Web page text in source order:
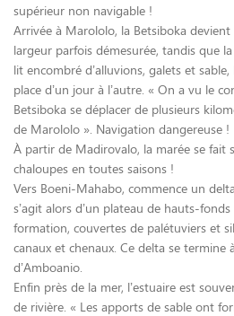
supérieur non navigable !
Arrivée à Marololo, la Betsiboka
largeur parfois démesurée, tandis que
lit encombré d’alluvions, galets et
place d’un jour à l’autre. « On a vu le
Betsiboka se déplacer de plusieurs
de Marololo ». Navigation dangereuse !
À partir de Madirovalo, la marée se fait
chaloupes en toutes saisons !
Vers Boeni-Mahabo, commence un
s’agit alors d’un plateau de hauts-fonds
formation, couvertes de palétuviers et
canaux et chenaux. Ce delta se termine
d’Amboanio.
Enfin près de la mer, l’estuaire est
de rivière. « Les apports de sable ont